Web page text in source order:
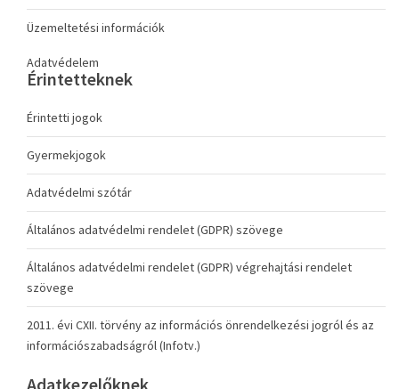
Üzemeltetési információk
Adatvédelem
Érintetteknek
Érintetti jogok
Gyermekjogok
Adatvédelmi szótár
Általános adatvédelmi rendelet (GDPR) szövege
Általános adatvédelmi rendelet (GDPR) végrehajtási rendelet
szövege
2011. évi CXII. törvény az információs önrendelkezési jogról és az
információszabadságról (Infotv.)
Adatkezelőknek